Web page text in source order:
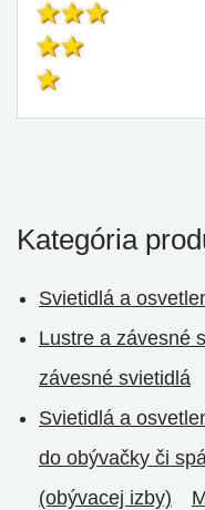
Kategória
Svietidlá a
Lustre a závesné
závesné svietidlá
Svietidlá a
do obývačky či
(obývacej izby)